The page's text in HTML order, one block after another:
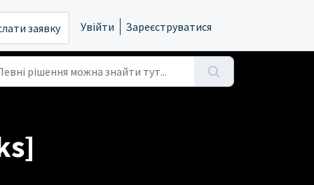
заявку Увійти Зареєструватися